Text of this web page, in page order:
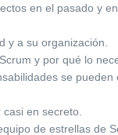
en el pasado y
y a su organización.
y por qué lo
se pueden
en secreto.
de estrellas de